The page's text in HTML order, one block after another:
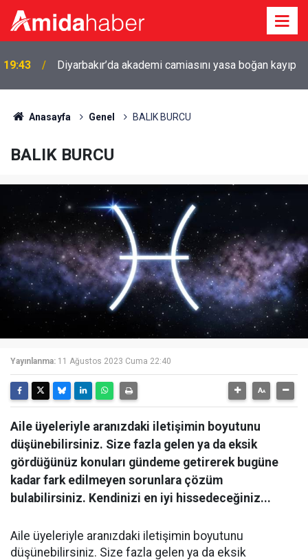
19:43 Diyarbakır’da akademi camiasını yasa boğan kayıp
Anasayfa Genel BALIK BURCU
BALIK BURCU
Yayınlanma: 11 Ağustos 2023 Cuma 22:40
Aile üyeleriyle aranızdaki iletişimin boyutunu
düşünebilirsiniz. Size fazla gelen ya da eksik
gördüğünüz konuları gündeme getirerek bugüne
kadar fark edilmeyen sorunlara çözüm
bulabilirsiniz. Kendinizi en iyi hissedeceğiniz...
Aile üyeleriyle aranızdaki iletişimin boyutunu
düşünebilirsiniz. Size fazla gelen ya da eksik